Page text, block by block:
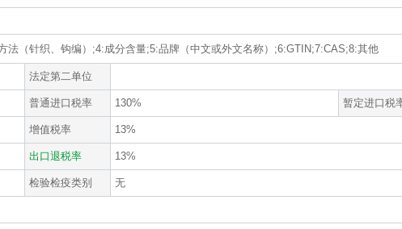
法（针织、钩编）;4:成分含量;5:品牌（中文或外文名称）;6:GTIN;7:CAS;8:其他
法定第二单位
普通进口税率 130% 暂定进口税
增值税率 13%
出口退税率 13%
检验检疫类别 无